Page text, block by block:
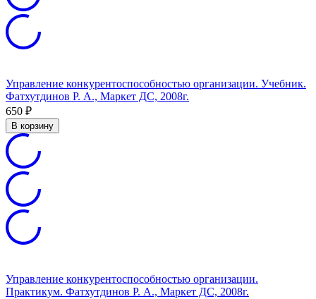
Управление конкурентоспособностью организации. Учебник.
Фатхутдинов Р. А., Маркет ДС, 2008г.
650 ₽
В корзину
Управление конкурентоспособностью организации.
Практикум. Фатхутдинов Р. А., Маркет ДС, 2008г.